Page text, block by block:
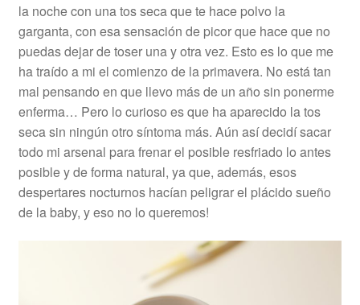
la noche con una tos seca que te hace polvo la
garganta, con esa sensación de picor que hace que no
puedas dejar de toser una y otra vez. Esto es lo que me
ha traído a mi el comienzo de la primavera. No está tan
mal pensando en que llevo más de un año sin ponerme
enferma… Pero lo curioso es que ha aparecido la tos
seca sin ningún otro síntoma más. Aún así decidí sacar
todo mi arsenal para frenar el posible resfriado lo antes
posible y de forma natural, ya que, además, esos
despertares nocturnos hacían peligrar el plácido sueño
de la baby, y eso no lo queremos!